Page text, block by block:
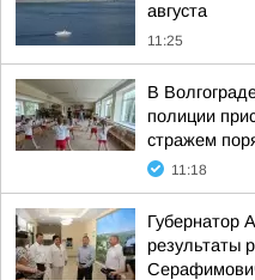
августа
11:25
В
полиции
стражем
11:18
Губернатор
результаты